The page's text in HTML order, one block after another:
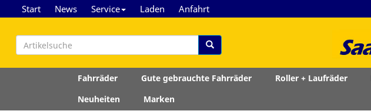
Start News Service Laden Anfahrt
Fahrräder Gute gebrauchte Fahrräder Roller + Laufräder
Neuheiten
Marken